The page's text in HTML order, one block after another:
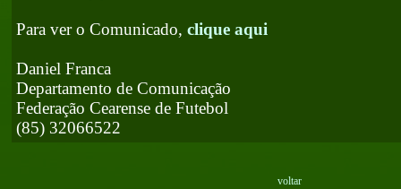
Para ver o Comunicado, clique aqui
Daniel Franca
Departamento de Comunicação
Federação Cearense de Futebol
(85) 32066522
voltar